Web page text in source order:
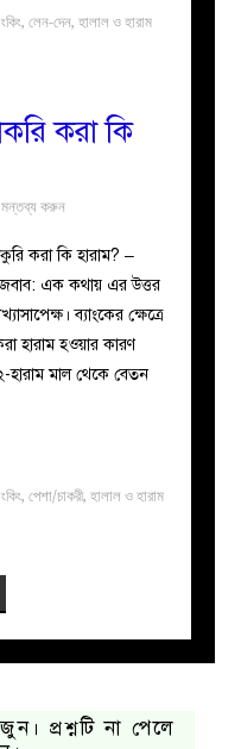
, লেন-দেন, হালাল ও হারাম
করা কি
মন্তব্য করুন
করা কি হারাম? –
এক কথায় এর উত্তর
ব্যাংকের ক্ষেত্রে
হারাম হওয়ার কারণ
হারাম মাল থেকে বেতন
, পেশা/চাকরী, হালাল ও হারাম
প্রশ্নটি না পেলে